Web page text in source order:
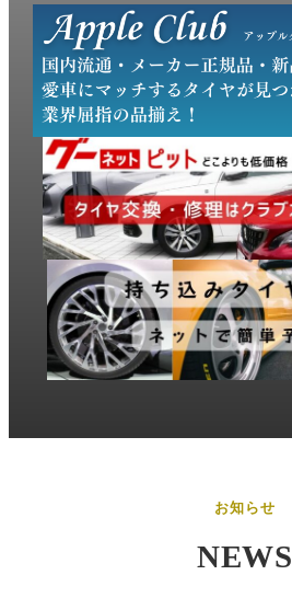
お知らせ
NEWS